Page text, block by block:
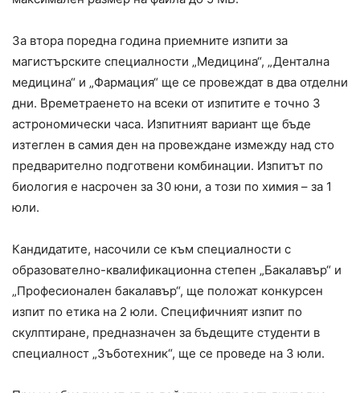
За втора поредна година приемните изпити за
магистърските специалности „Медицина“, „Дентална
медицина“ и „Фармация“ ще се провеждат в два отделни
дни. Времетраенето на всеки от изпитите е точно 3
астрономически часа. Изпитният вариант ще бъде
изтеглен в самия ден на провеждане измежду над сто
предварително подготвени комбинации. Изпитът по
биология е насрочен за 30 юни, а този по химия – за 1
юли.
Кандидатите, насочили се към специалности с
образователно-квалификационна степен „Бакалавър“ и
„Професионален бакалавър“, ще положат конкурсен
изпит по етика на 2 юли. Специфичният изпит по
скулптиране, предназначен за бъдещите студенти в
специалност „Зъботехник“, ще се проведе на 3 юли.